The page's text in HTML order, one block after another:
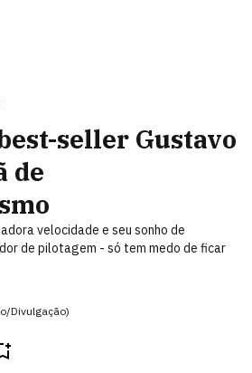
seller Gustavo
de
velocidade e seu sonho de
de pilotagem - só tem medo de ficar
Divulgação)